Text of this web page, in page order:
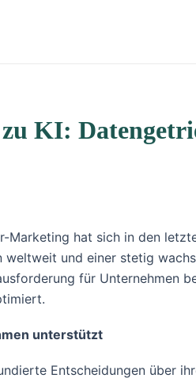
KI:
Marketing hat sich in den
und einer stetig
für Unternehmen
unterstützt
Entscheidungen über